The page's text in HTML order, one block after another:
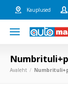
Kauplused
Avaleht